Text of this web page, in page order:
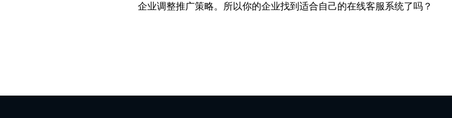
企业调整推广策略。所以你的企业找到适合自己的在线客服系统了吗？